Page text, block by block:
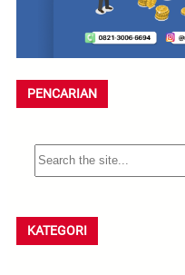
PENCARIAN
S
e
r
c
KATEGORI